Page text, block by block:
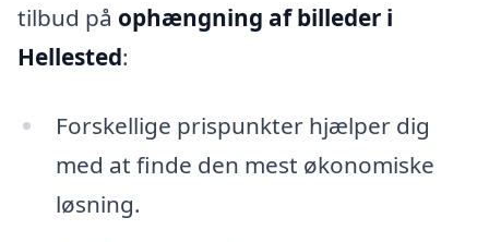
tilbud på ophængning af billeder i
Hellested:
Forskellige prispunkter hjælper dig
med at finde den mest økonomiske
løsning.